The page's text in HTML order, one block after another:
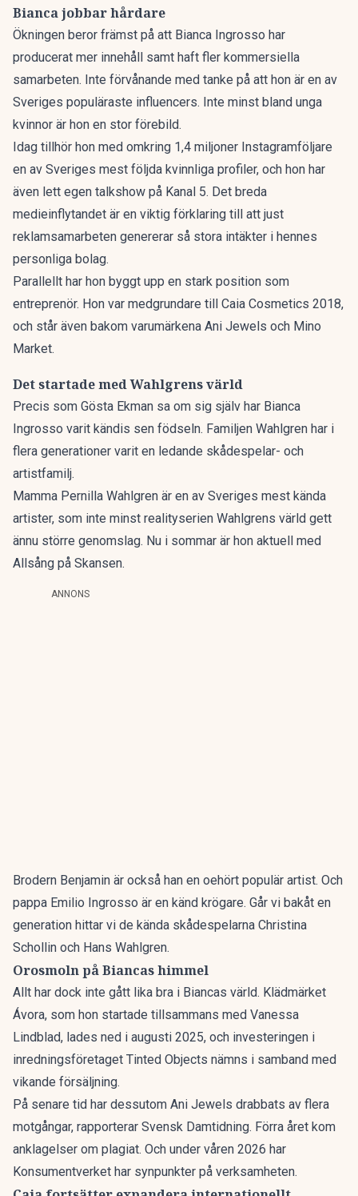
Bianca jobbar hårdare
Ökningen beror främst på att Bianca Ingrosso har
producerat mer innehåll samt haft fler kommersiella
samarbeten. Inte förvånande med tanke på att hon är en av
Sveriges populäraste influencers. Inte minst bland unga
kvinnor är hon en stor förebild.
Idag tillhör hon med omkring 1,4 miljoner Instagramföljare
en av Sveriges mest följda kvinnliga profiler, och hon har
även lett egen talkshow på Kanal 5. Det breda
medieinflytandet är en viktig förklaring till att just
reklamsamarbeten genererar så stora intäkter i hennes
personliga bolag.
Parallellt har hon byggt upp en stark position som
entreprenör. Hon var medgrundare till Caia Cosmetics 2018,
och står även bakom varumärkena Ani Jewels och Mino
Market.
Det startade med Wahlgrens värld
Precis som Gösta Ekman sa om sig själv har Bianca
Ingrosso varit kändis sen födseln. Familjen Wahlgren har i
flera generationer varit en ledande skådespelar- och
artistfamilj.
Mamma Pernilla Wahlgren är en av Sveriges mest kända
artister, som inte minst realityserien Wahlgrens värld gett
ännu större genomslag. Nu i sommar är hon aktuell med
Allsång på Skansen.
ANNONS
Brodern Benjamin är också han en oehört populär artist. Och
pappa Emilio Ingrosso är en känd krögare. Går vi bakåt en
generation hittar vi de kända skådespelarna Christina
Schollin och Hans Wahlgren.
Orosmoln på Biancas himmel
Allt har dock inte gått lika bra i Biancas värld. Klädmärket
Ávora, som hon startade tillsammans med Vanessa
Lindblad, lades ned i augusti 2025, och investeringen i
inredningsföretaget Tinted Objects nämns i samband med
vikande försäljning.
På senare tid har dessutom Ani Jewels drabbats av flera
motgångar, rapporterar Svensk Damtidning. Förra året kom
anklagelser om plagiat. Och under våren 2026 har
Konsumentverket har synpunkter på verksamheten.